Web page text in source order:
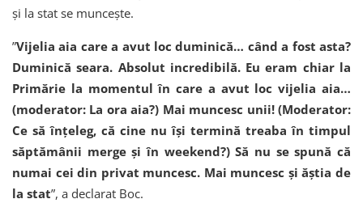
și la stat se muncește.
”Vijelia aia care a avut loc duminică… când a fost asta?
Duminică seara. Absolut incredibilă. Eu eram chiar la
Primărie la momentul în care a avut loc vijelia aia…
(moderator: La ora aia?) Mai muncesc unii! (Moderator:
Ce să înțeleg, că cine nu își termină treaba în timpul
săptămânii merge și în weekend?) Să nu se spună că
numai cei din privat muncesc. Mai muncesc și ăștia de
la stat”, a declarat Boc.